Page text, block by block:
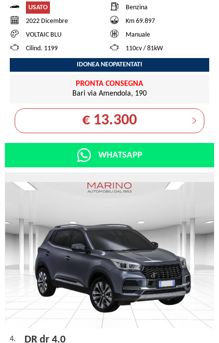
USATO
Benzina
2022 Dicembre
Km 69.897
VOLTAIC BLU
Manuale
Cilind. 1199
110cv / 81kW
IDONEA NEOPATENTATI
PRONTA CONSEGNA
Bari via Amendola, 190
€ 13.300
WHATSAPP
4. DR dr 4.0